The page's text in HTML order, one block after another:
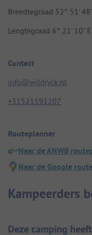
Breedtegraad 52° 51'
Lengtegraad 6° 21' 10"
Contact
info@wildryck.nl
+31521591207
Routeplanner
Naar de ANWB
Naar de Google
Kampeerders
Deze camping